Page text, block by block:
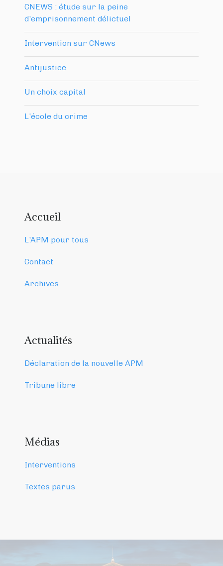
CNEWS : étude sur la peine
d'emprisonnement délictuel
Intervention sur CNews
Antijustice
Un choix capital
L'école du crime
Accueil
L'APM pour tous
Contact
Archives
Actualités
Déclaration de la nouvelle APM
Tribune libre
Médias
Interventions
Textes parus